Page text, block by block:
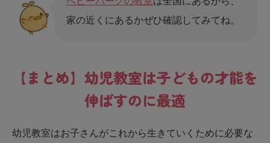
家の近くにあるかぜひ確認してみてね。
【まとめ】幼児教室は子どもの才能を
伸ばすのに最適
幼児教室はお子さんがこれから生きていくために必要な